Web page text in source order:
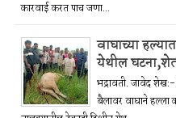
कारवाई करत पाच जणा...
वाघाच्या
येथील
भद्रावती. जावेद
बैलावर वाघाने हल्ला